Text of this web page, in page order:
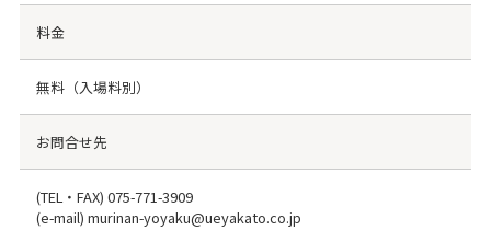
料金
無料（入場料別）
お問合せ先
(TEL・FAX) 075-771-3909
(e-mail) murinan-yoyaku@ueyakato.co.jp